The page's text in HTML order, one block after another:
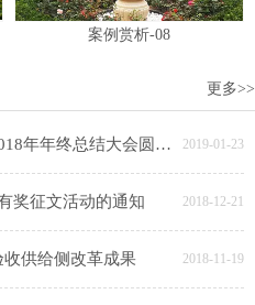
案例赏析-08
更多>>
成都市芊卉园林工程有限公司2018年年终总结大会圆满完成 2019-01-23
奖征文活动的通知 2018-12-21
供给侧改革成果 2018-11-19